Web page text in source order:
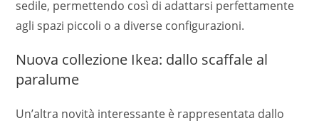
sedile, permettendo così di adattarsi perfettamente
agli spazi piccoli o a diverse configurazioni.
Nuova collezione Ikea: dallo scaffale al
paralume
Un’altra novità interessante è rappresentata dallo